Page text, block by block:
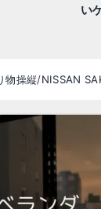
選
全
物操縦 NISSAN